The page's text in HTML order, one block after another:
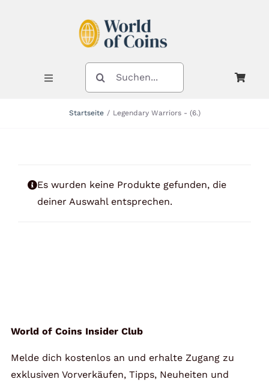
Toggle
Navigation
Kontakt
SUCHE
NACH:
Startseite Legendary Warriors - (6.)
Es wurden keine Produkte gefunden, die
deiner Auswahl entsprechen.
World of Coins Insider Club
Melde dich kostenlos an und erhalte Zugang zu
exklusiven Vorverkäufen, Tipps, Neuheiten und